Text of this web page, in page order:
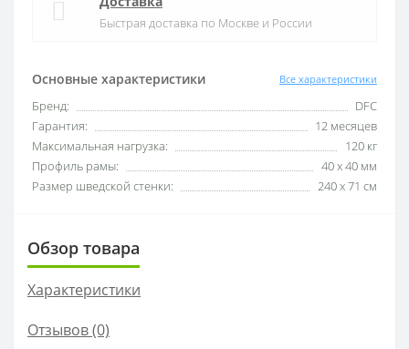
Основные характеристики Все характеристики
Бренд:
DFC
Гарантия:
12 месяцев
Максимальная нагрузка:
120 кг
Профиль рамы:
40 х 40 мм
Размер шведской стенки:
240 х 71 см
Быстрая доставка по Москве и России
Обзор товара
Характеристики
Отзывов (0)